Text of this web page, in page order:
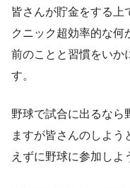
皆さんが貯金をする上
クニック超効率的な何
前のことと習慣をいか
す。
野球で試合に出るなら
ますが皆さんのしよう
えずに野球に参加しよ